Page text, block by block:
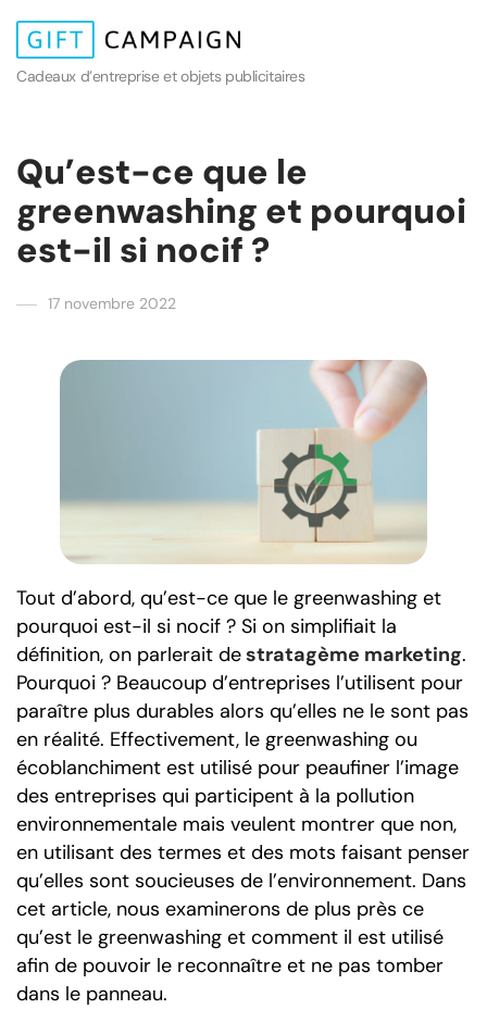
Cadeaux d’entreprise et objets publicitaires
Qu’est-ce que le
greenwashing et pourquoi
est-il si nocif ?
17 novembre 2022
Tout d’abord, qu’est-ce que le greenwashing et
pourquoi est-il si nocif ? Si on simplifiait la
définition, on parlerait destratagème marketing.
Pourquoi ? Beaucoup d’entreprises l’utilisent pour
paraître plus durables alors qu’elles ne le sont pas
en réalité. Effectivement, le greenwashing ou
écoblanchiment est utilisé pour peaufiner l’image
des entreprises qui participent à la pollution
environnementale mais veulent montrer que non,
en utilisant des termes et des mots faisant penser
qu’elles sont soucieuses de l’environnement. Dans
cet article, nous examinerons de plus près ce
qu’est le greenwashing et comment il est utilisé
afin de pouvoir le reconnaître et ne pas tomber
dans le panneau.